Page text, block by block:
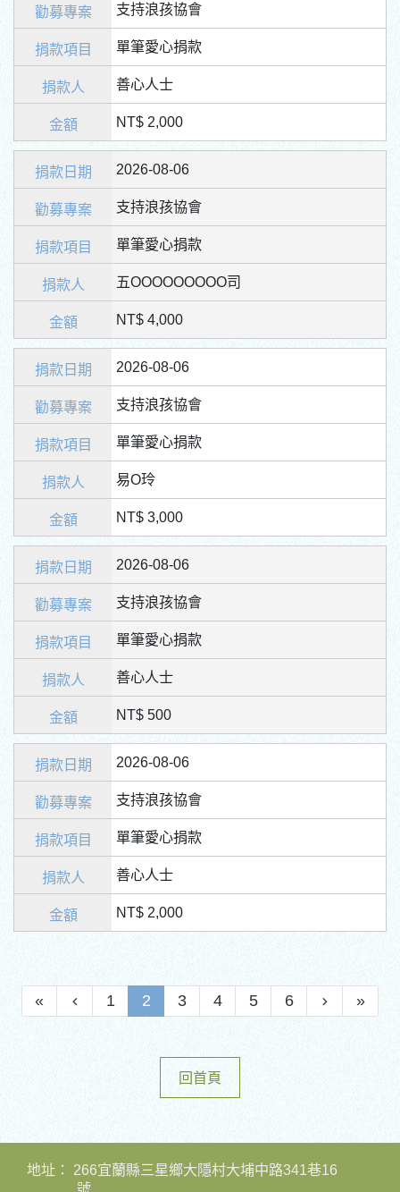
支持浪孩協會
單筆愛心捐款
善心人士
NT$ 2,000
2026-08-06
支持浪孩協會
單筆愛心捐款
五OOOOOOOOO司
NT$ 4,000
2026-08-06
支持浪孩協會
單筆愛心捐款
易O玲
NT$ 3,000
2026-08-06
支持浪孩協會
單筆愛心捐款
善心人士
NT$ 500
2026-08-06
支持浪孩協會
單筆愛心捐款
善心人士
NT$ 2,000
« 1 2 3 4 5 6 »
回首頁
地址： 266宜蘭縣三星鄉大隱村大埔中路341巷16
號